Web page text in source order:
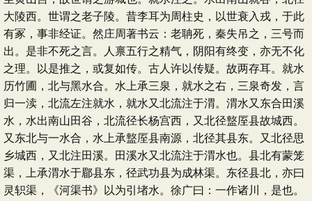
大陵西。世谓之老子陵。昔李耳为周柱史，以世衰入戎，于此
有冢，事非经证。然庄周著书云：老聃死，秦失吊之，三号而
出。是非不死之言。人禀五行之精气，阴阳有终变，亦无不化
之理。以是推之，或复如传。古人许以传疑。故两存耳。就水
历竹圃，北与黑水合。水上承三泉，就水之右，三泉奇发，言
归一渎，北流左注就水，就水又北流注于渭。渭水又东合田溪
水，水出南山田谷，北流径长杨宫西，又北径盩厔县故城西。
又东北与一水合，水上承盩厔县南源，北径其县东。又北径思
乡城西，又北注田溪。田溪水又北流注于渭水也。县北有蒙笼
渠，上承渭水于郿县东，径武功县为成林渠。东径县北，亦曰
灵轵渠，《河渠书》以为引堵水。徐广曰：一作诸川，是也。